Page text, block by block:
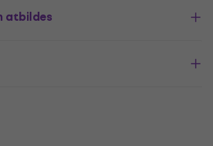
atbildes